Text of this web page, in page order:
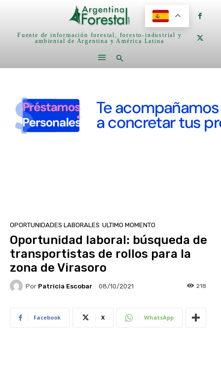
Fuente de información forestal, foresto-industrial y
ambiental de Argentina y América Latina
OPORTUNIDADES LABORALES ULTIMO MOMENTO
Oportunidad laboral: búsqueda de
transportistas de rollos para la
zona de Virasoro
Por Patricia Escobar 08/10/2021 218
Facebook X WhatsApp